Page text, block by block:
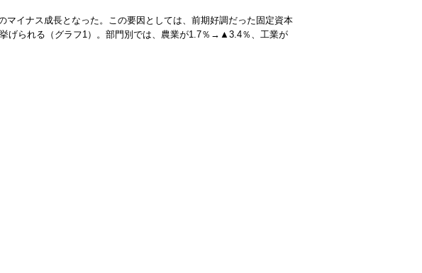
イナス成長となった。この要因としては、前期好調だった固定資本
られる（グラフ1）。部門別では、農業が1.7％→▲3.4％、工業が